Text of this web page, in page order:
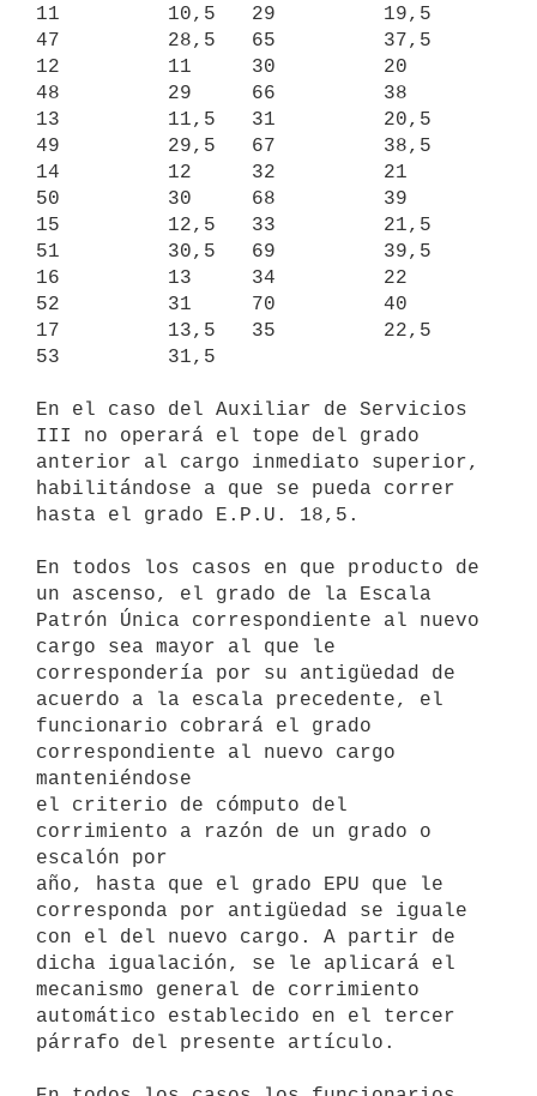
11         10,5   29         19,5
47         28,5   65         37,5
12         11     30         20
48         29     66         38
13         11,5   31         20,5
49         29,5   67         38,5
14         12     32         21
50         30     68         39
15         12,5   33         21,5
51         30,5   69         39,5
16         13     34         22
52         31     70         40
17         13,5   35         22,5
53         31,5
En el caso del Auxiliar de Servicios
III no operará el tope del grado
anterior al cargo inmediato superior,
habilitándose a que se pueda correr
hasta el grado E.P.U. 18,5.
En todos los casos en que producto de
un ascenso, el grado de la Escala
Patrón Única correspondiente al nuevo
cargo sea mayor al que le
correspondería por su antigüedad de
acuerdo a la escala precedente, el
funcionario cobrará el grado
correspondiente al nuevo cargo
manteniéndose
el criterio de cómputo del
corrimiento a razón de un grado o
escalón por
año, hasta que el grado EPU que le
corresponda por antigüedad se iguale
con el del nuevo cargo. A partir de
dicha igualación, se le aplicará el
mecanismo general de corrimiento
automático establecido en el tercer
párrafo del presente artículo.